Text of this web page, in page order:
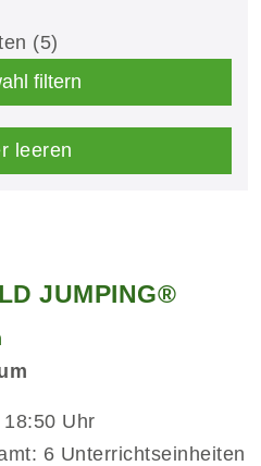
(5)
filtern
leeren
JUMPING®
Uhr
6 Unterrichtseinheiten